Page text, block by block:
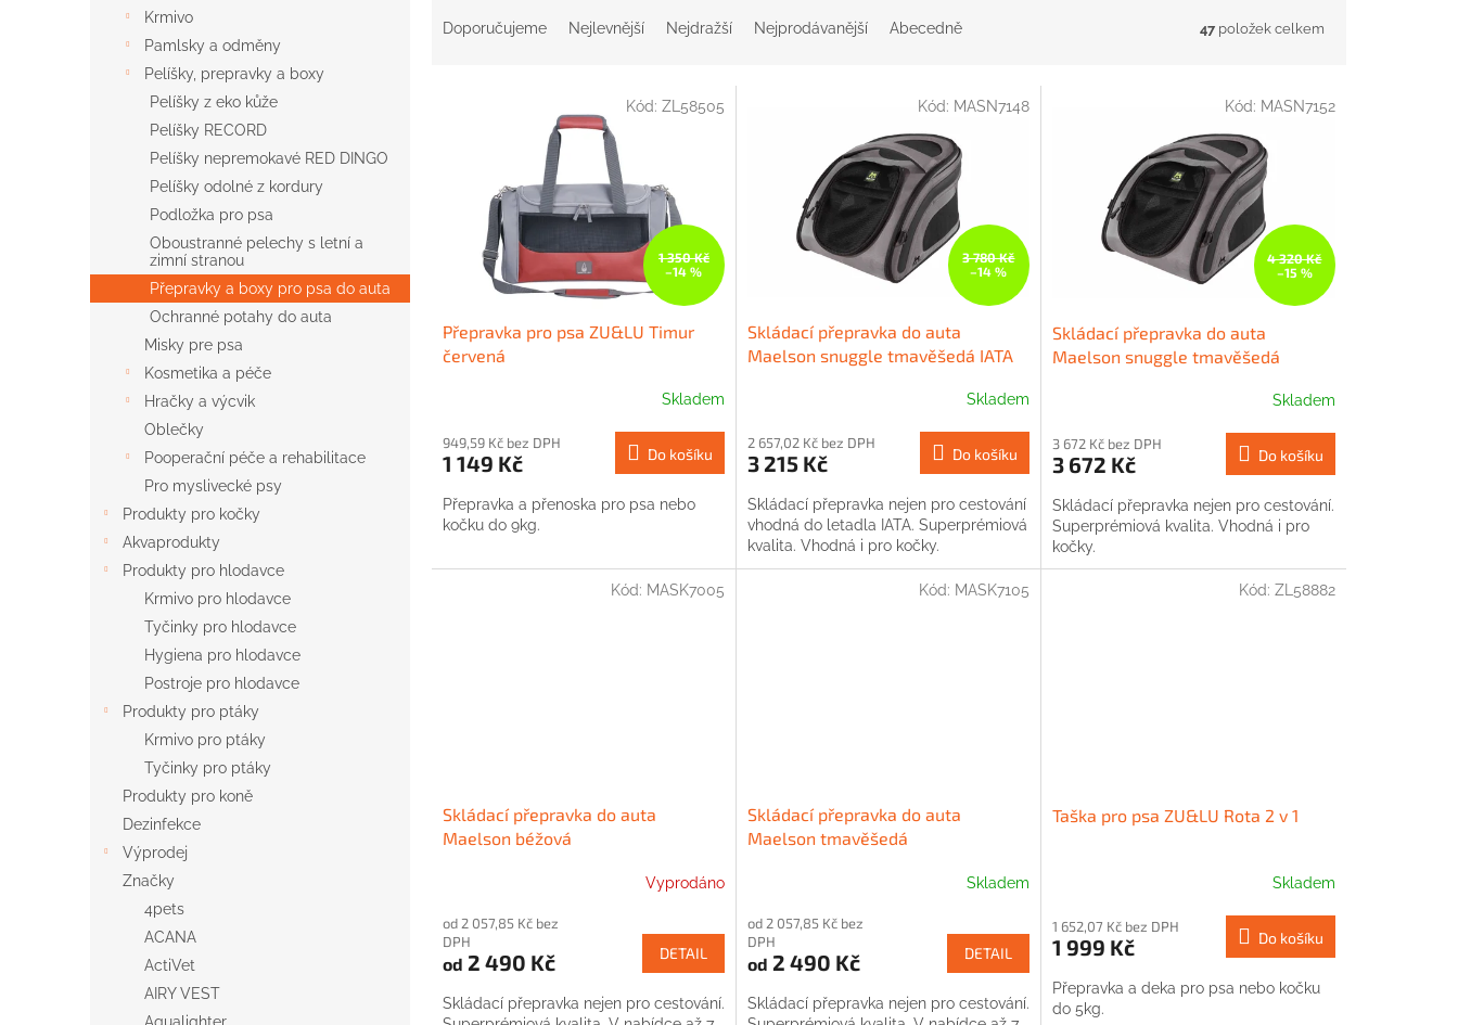
Krmivo
Pamlsky a odměny
Pelíšky, prepravky a boxy
Pelíšky z eko kůže
Pelíšky RECORD
Pelíšky nepremokavé RED DINGO
Pelíšky odolné z kordury
Podložka pro psa
Oboustranné pelechy s letní a
zimní stranou
Přepravky a boxy pro psa do auta
Ochranné potahy do auta
Misky pre psa
Kosmetika a péče
Hračky a výcvik
Oblečky
Pooperační péče a rehabilitace
Pro myslivecké psy
Produkty pro kočky
Akvaprodukty
Produkty pro hlodavce
Krmivo pro hlodavce
Tyčinky pro hlodavce
Hygiena pro hlodavce
Postroje pro hlodavce
Produkty pro ptáky
Krmivo pro ptáky
Tyčinky pro ptáky
Produkty pro koně
Dezinfekce
Výprodej
Značky
4pets
ACANA
ActiVet
AIRY VEST
Doporučujeme Nejlevnější Nejdražší Nejprodávanější Abecedně 47 položek celkem
1 350 Kč
–14 %
Přepravka pro psa ZU&LU Timur
červená
Skladem
949,59 Kč bez DPH
1 149 Kč Do košíku
Přepravka a přenoska pro psa nebo
kočku do 9kg.
Kód: ZL58505
3 780 Kč
–14 %
Skládací přepravka do auta
Maelson snuggle tmavěšedá IATA
Skladem
2 657,02 Kč bez DPH
3 215 Kč Do košíku
Skládací přepravka nejen pro cestování
vhodná do letadla IATA. Superprémiová
kvalita. Vhodná i pro kočky.
Kód: MASN7148
4 320 Kč
–15 %
Skládací přepravka do auta
Maelson snuggle tmavěšedá
Skladem
3 672 Kč bez DPH
3 672 Kč Do košíku
Skládací přepravka nejen pro cestování.
Superprémiová kvalita. Vhodná i pro
kočky.
Kód: MASN7152
Skládací přepravka do auta
Maelson béžová
Vyprodáno
od 2 057,85 Kč bez
DPH
od 2 490 Kč DETAIL
Skládací přepravka nejen pro cestování.
Kód: MASK7005
Skládací přepravka do auta
Maelson tmavěšedá
Skladem
od 2 057,85 Kč bez
DPH
od 2 490 Kč DETAIL
Skládací přepravka nejen pro cestování.
Kód: MASK7105
Taška pro psa ZU&LU Rota 2 v 1
Skladem
1 652,07 Kč bez DPH
1 999 Kč Do košíku
Přepravka a deka pro psa nebo kočku
do 5kg.
Kód: ZL58882